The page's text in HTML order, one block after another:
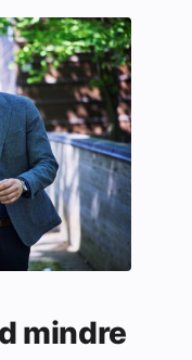
mindre